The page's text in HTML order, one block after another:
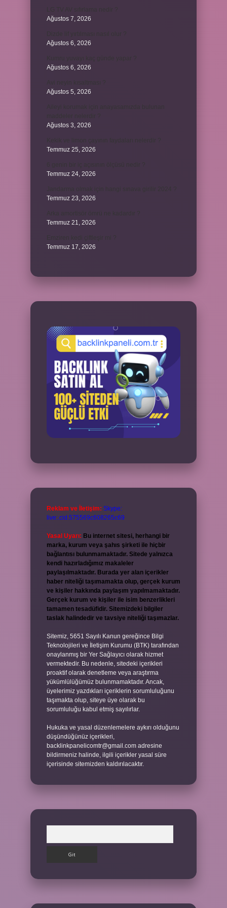
Ağustos 7, 2026
Ağustos 6, 2026
Ağustos 6, 2026
Ağustos 5, 2026
Ağustos 3, 2026
Temmuz 25, 2026
Temmuz 24, 2026
Temmuz 23, 2026
Temmuz 21, 2026
Temmuz 17, 2026
Reklam ve İletişim: Skype:
live:.cid.575569c608265c69
Yasal Uyarı: Bu internet sitesi, herhangi bir
marka, kurum veya şahıs şirketi ile hiçbir
bağlantısı bulunmamaktadır. Sitede yalnızca
kendi hazırladığımız makaleler
paylaşılmaktadır. Burada yer alan içerikler
haber niteliği taşımamakta olup, gerçek kurum
ve kişiler hakkında paylaşım yapılmamaktadır.
Gerçek kurum ve kişiler ile isim benzerlikleri
tamamen tesadüfidir. Sitemizdeki bilgiler
taslak halindedir ve tavsiye niteliği taşımazlar.
Sitemiz, 5651 Sayılı Kanun gereğince Bilgi
Teknolojileri ve İletişim Kurumu (BTK) tarafından
onaylanmış bir Yer Sağlayıcı olarak hizmet
vermektedir. Bu nedenle, sitedeki içerikleri
proaktif olarak denetleme veya araştırma
yükümlülüğümüz bulunmamaktadır. Ancak,
üyelerimiz yazdıkları içeriklerin sorumluluğunu
taşımakta olup, siteye üye olarak bu
sorumluluğu kabul etmiş sayılırlar.
Hukuka ve yasal düzenlemelere aykırı olduğunu
düşündüğünüz içerikleri,
backlinkpanelicomtr@gmail.com adresine
bildirmeniz halinde, ilgili içerikler yasal süre
içerisinde sitemizden kaldırılacaktır.